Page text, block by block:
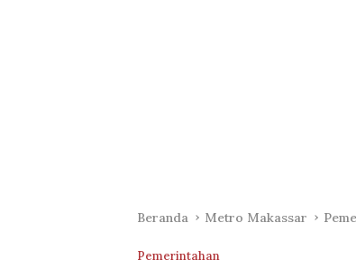
Beranda Metro Makassar
Pemerintahan